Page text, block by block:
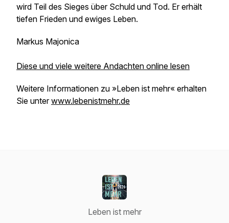
wird Teil des Sieges über Schuld und Tod. Er erhält
tiefen Frieden und ewiges Leben.
Markus Majonica
Diese und viele weitere Andachten online lesen
Weitere Informationen zu »Leben ist mehr« erhalten
Sie unterwww.lebenistmehr.de
Leben ist mehr